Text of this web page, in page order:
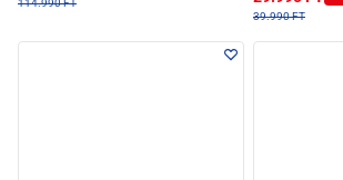
114.990 FT
39.990 FT